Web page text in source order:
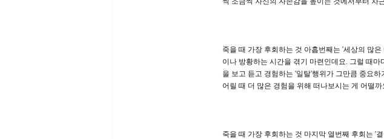
죽을 때 가장 후회하는 것 아홉번째는 '세상의 많
이나 방황하는 시간을 겪기 마련인데요. 그럴 때
을 보고 듣고 경험하는 '일탈'행위가 그만큼 중요
어릴 때 더 많은 경험을 위해 떠나보시는 게 어떨까
죽을 때 가장 후회하는 것 마지막 열번째 후회는 '